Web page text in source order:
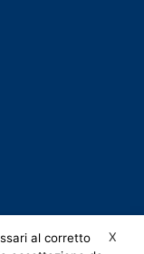
X
al corretto